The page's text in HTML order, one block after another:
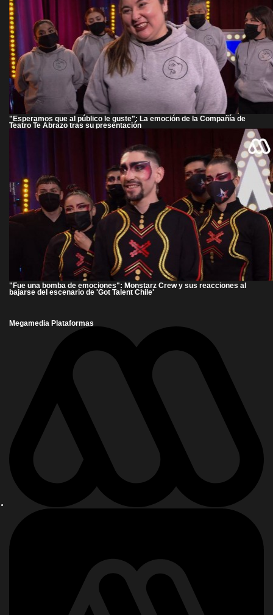
"Esperamos que al público le guste": La emoción de la Compañía de
Teatro Te Abrazo tras su presentación
"Fue una bomba de emociones": Monstarz Crew y sus reacciones al
bajarse del escenario de 'Got Talent Chile'
Megamedia Plataformas